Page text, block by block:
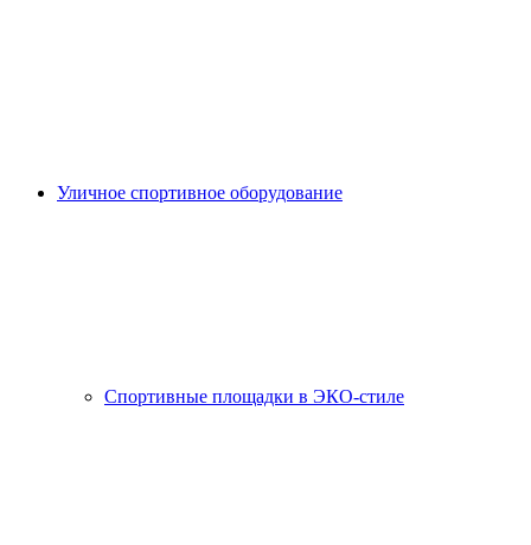
Уличное спортивное оборудование
Спортивные площадки в ЭКО-стиле